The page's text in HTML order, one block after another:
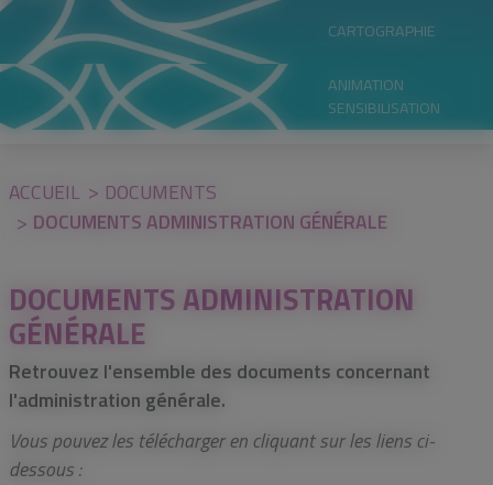
CARTOGRAPHIE
ANIMATION
SENSIBILISATION
ACCUEIL
DOCUMENTS
DOCUMENTS ADMINISTRATION GÉNÉRALE
DOCUMENTS ADMINISTRATION
GÉNÉRALE
Retrouvez l'ensemble des documents concernant
l'administration générale.
Vous pouvez les télécharger en cliquant sur les liens ci-
dessous :